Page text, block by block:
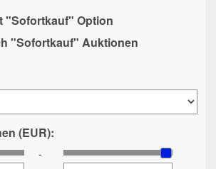
"Sofortkauf" Option
"Sofortkauf" Auktionen
(EUR):
-